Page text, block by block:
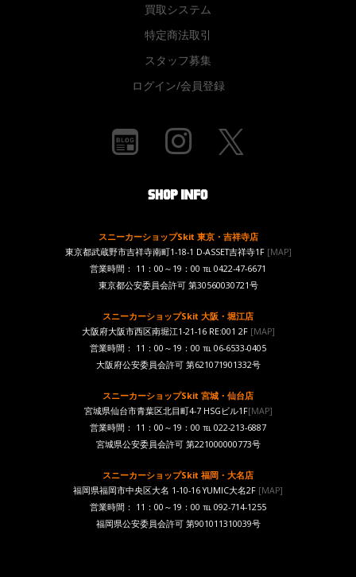
買取システム
特定商法取引
スタッフ募集
ログイン/会員登録
スニーカーショップSkit 東京・吉祥寺店
東京都武蔵野市吉祥寺南町1-18-1 D-ASSET吉祥寺1F [MAP]
営業時間： 11：00～19：00 ℡ 0422-47-6671
東京都公安委員会許可 第30560030721号
スニーカーショップSkit 大阪・堀江店
大阪府大阪市西区南堀江1-21-16 RE:001 2F[MAP]
営業時間： 11：00～19：00 ℡ 06-6533-0405
大阪府公安委員会許可 第621071901332号
スニーカーショップSkit 宮城・仙台店
宮城県仙台市青葉区北目町4-7 HSGビル1F[MAP]
営業時間： 11：00～19：00 ℡ 022-213-6887
宮城県公安委員会許可 第221000000773号
スニーカーショップSkit 福岡・大名店
福岡県福岡市中央区大名 1-10-16 YUMIC大名2F [MAP]
営業時間： 11：00～19：00 ℡ 092-714-1255
福岡県公安委員会許可 第901011310039号